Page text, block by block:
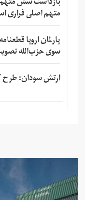
متهم اصلی فراری
پارلمان اروپا
سوی حزب‌الله
ارتش سودان: طرح